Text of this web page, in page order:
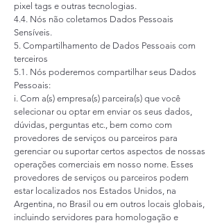
pixel tags e outras tecnologias.
4.4. Nós não coletamos Dados Pessoais
Sensíveis.
5. Compartilhamento de Dados Pessoais com
terceiros
5.1. Nós poderemos compartilhar seus Dados
Pessoais:
i. Com a(s) empresa(s) parceira(s) que você
selecionar ou optar em enviar os seus dados,
dúvidas, perguntas etc., bem como com
provedores de serviços ou parceiros para
gerenciar ou suportar certos aspectos de nossas
operações comerciais em nosso nome. Esses
provedores de serviços ou parceiros podem
estar localizados nos Estados Unidos, na
Argentina, no Brasil ou em outros locais globais,
incluindo servidores para homologação e